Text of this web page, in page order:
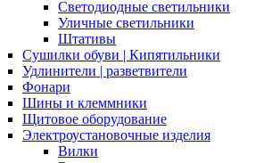
Светодиодные светильники
Уличные светильники
Штативы
Сушилки обуви | Кипятильники
Удлинители | разветвители
Фонари
Шины и клеммники
Щитовое оборудование
Электроустановочные изделия
Вилки